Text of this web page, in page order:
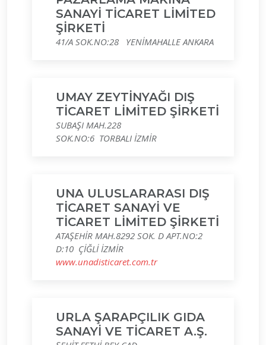
SANAYİ TİCARET LİMİTED
ŞİRKETİ
41/A SOK.NO:28 YENİMAHALLE ANKARA
UMAY ZEYTİNYAĞI DIŞ
TİCARET LİMİTED ŞİRKETİ
SUBAŞI MAH.228
SOK.NO:6 TORBALI İZMİR
UNA ULUSLARARASI DIŞ
TİCARET SANAYİ VE
TİCARET LİMİTED ŞİRKETİ
ATAŞEHİR MAH.8292 SOK. D APT.NO:2
D:10 ÇİĞLİ İZMİR
www.unadisticaret.com.tr
URLA ŞARAPÇILIK GIDA
SANAYİ VE TİCARET A.Ş.